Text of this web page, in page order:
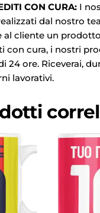
CON CURA: I
dal nostro
al cliente un
con cura, i nostri
24 ore. Riceverai,
lavorativi.